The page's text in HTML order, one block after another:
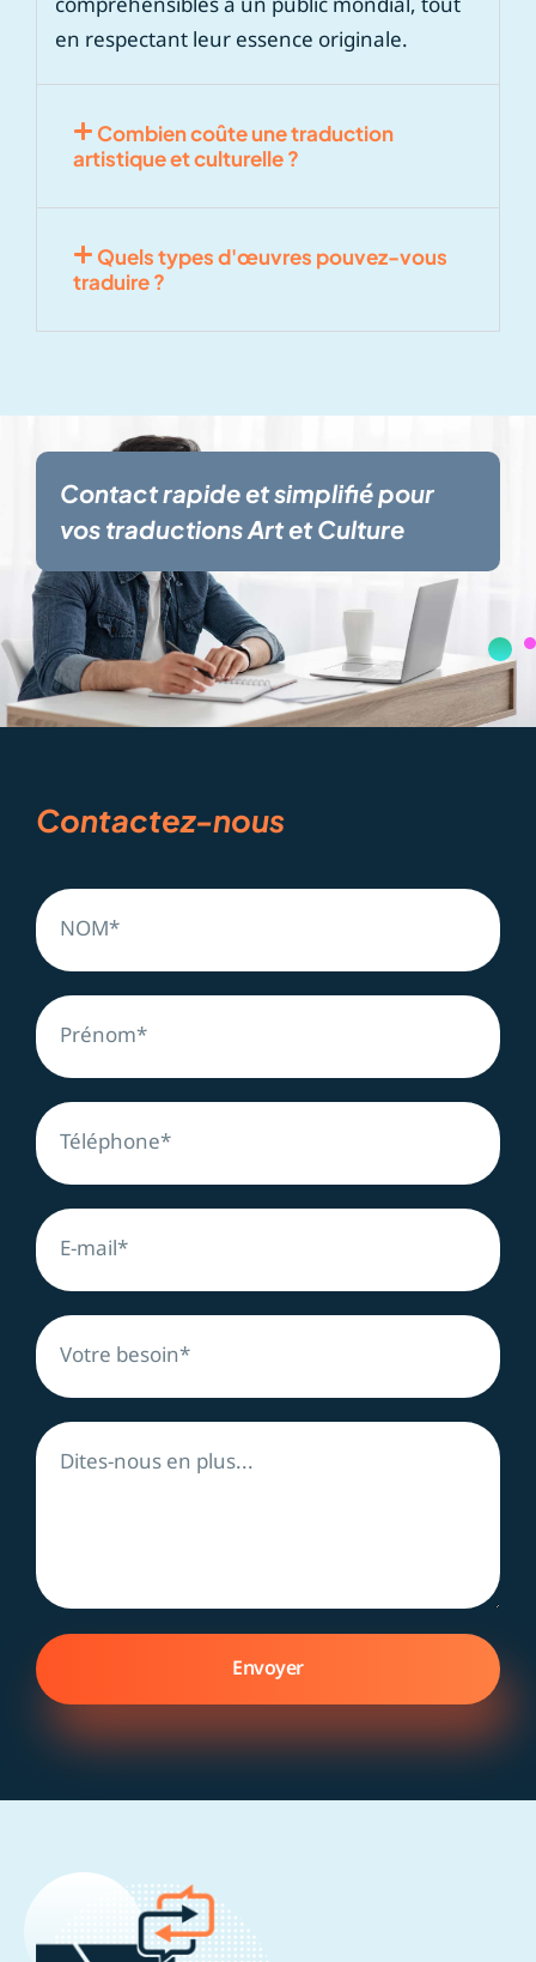
en respectant leur essence originale.
Combien coûte une traduction
artistique et culturelle ?
Quels types d'œuvres pouvez-vous
traduire ?
Contact rapide et simplifié pour
vos traductions Art et Culture
Contactez-nous
Envoyer